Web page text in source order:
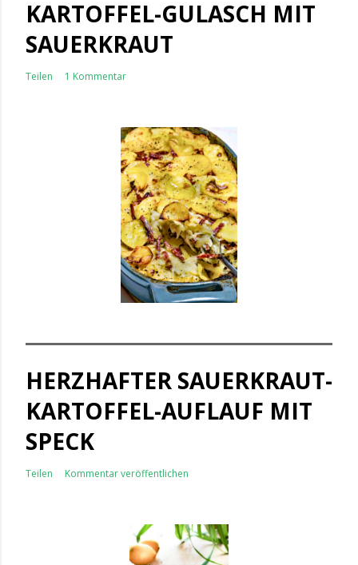
KARTOFFEL-GULASCH MIT
SAUERKRAUT
Teilen 1 Kommentar
HERZHAFTER SAUERKRAUT-
KARTOFFEL-AUFLAUF MIT
SPECK
Teilen Kommentar veröffentlichen